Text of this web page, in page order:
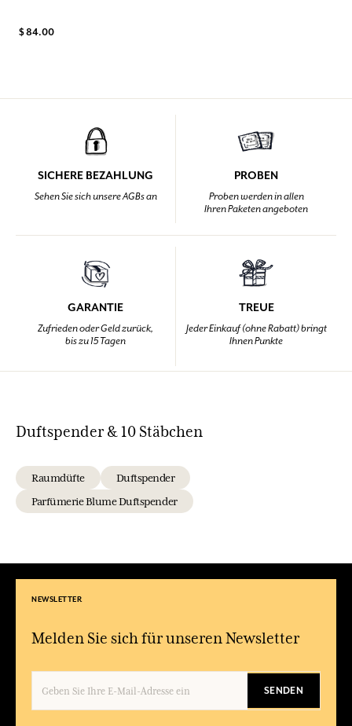
$ 84.00
SICHERE BEZAHLUNG
Sehen Sie sich unsere AGBs an
PROBEN
Proben werden in allen
Ihren Paketen angeboten
GARANTIE
Zufrieden oder Geld zurück,
bis zu 15 Tagen
TREUE
Jeder Einkauf (ohne Rabatt) bringt
Ihnen Punkte
Duftspender & 10 Stäbchen
Raumdüfte
Duftspender
Parfümerie Blume Duftspender
NEWSLETTER
Melden Sie sich für unseren Newsletter
SENDEN